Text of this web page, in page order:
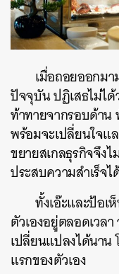
เมื่อถอยออกม
ปัจจุบัน ปฏิเสธไม่ไ
ท้าทายจากรอบด้าน
พร้อมจะเปลี่ยนใจแ
ขยายสเกลธุรกิจจึง
ประสบความสำเร็จไ
ทั้งเอ๊ะและป้อ
ตัวเองอยู่ตลอดเวล
เปลี่ยนแปลงได้นาน
แรกของตัวเอง